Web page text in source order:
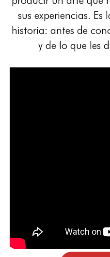
sus experiencias.
historia: antes de
y de lo que les